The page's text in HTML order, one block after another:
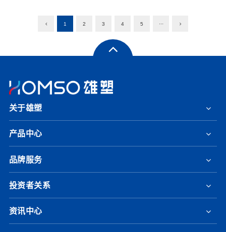
1 2 3 4 5 ···
关于雄塑
产品中心
品牌服务
投资者关系
资讯中心